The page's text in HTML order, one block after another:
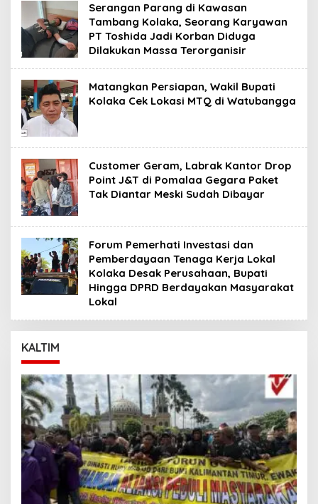
Serangan Parang di Kawasan
Tambang Kolaka, Seorang Karyawan
PT Toshida Jadi Korban Diduga
Dilakukan Massa Terorganisir
Matangkan Persiapan, Wakil Bupati
Kolaka Cek Lokasi MTQ di Watubangga
Customer Geram, Labrak Kantor Drop
Point J&T di Pomalaa Gegara Paket
Tak Diantar Meski Sudah Dibayar
Forum Pemerhati Investasi dan
Pemberdayaan Tenaga Kerja Lokal
Kolaka Desak Perusahaan, Bupati
Hingga DPRD Berdayakan Masyarakat
Lokal
KALTIM